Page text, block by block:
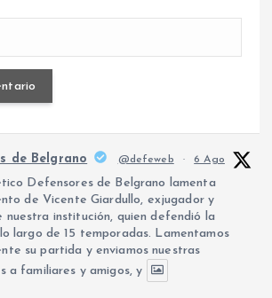
de Belgrano @defeweb · 6 Ago
Defensores de Belgrano lamenta
de Vicente Giardullo, exjugador y
nuestra institución, quien defendió la
largo de 15 temporadas. Lamentamos
su partida y enviamos nuestras
a familiares y amigos, y